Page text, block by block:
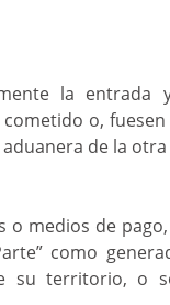
la entrada
o, fuesen
de la otra
o medios de
como
su territorio, o